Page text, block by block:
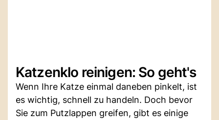
Katzenklo reinigen: So geht's
Wenn Ihre Katze einmal daneben pinkelt, ist
es wichtig, schnell zu handeln. Doch bevor
Sie zum Putzlappen greifen, gibt es einige